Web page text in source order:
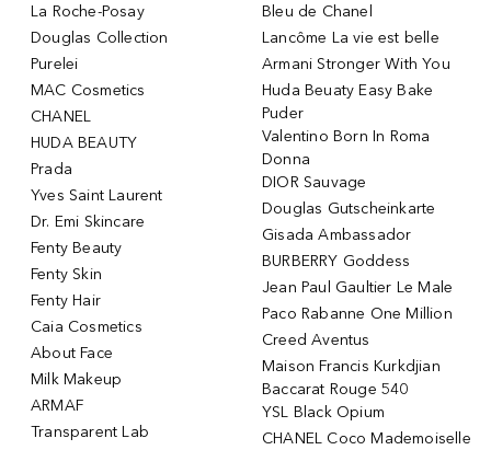
La Roche-Posay
Douglas Collection
Purelei
MAC Cosmetics
CHANEL
HUDA BEAUTY
Prada
Yves Saint Laurent
Dr. Emi Skincare
Fenty Beauty
Fenty Skin
Fenty Hair
Caia Cosmetics
About Face
Milk Makeup
ARMAF
Transparent Lab
Bleu de Chanel
Lancôme La vie est belle
Armani Stronger With You
Huda Beuaty Easy Bake
Puder
Valentino Born In Roma
Donna
DIOR Sauvage
Douglas Gutscheinkarte
Gisada Ambassador
BURBERRY Goddess
Jean Paul Gaultier Le Male
Paco Rabanne One Million
Creed Aventus
Maison Francis Kurkdjian
Baccarat Rouge 540
YSL Black Opium
CHANEL Coco Mademoiselle